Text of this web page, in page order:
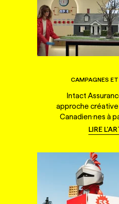
CAMPAGNES
Intact
approche
Canadien·nes à
LIRE